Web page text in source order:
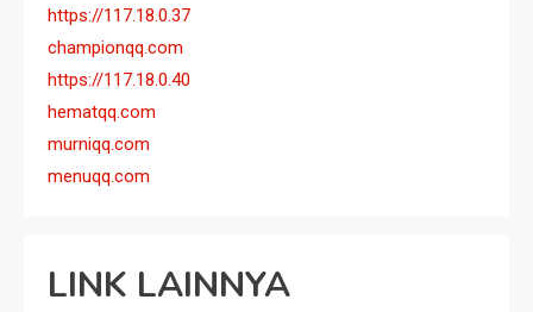
https://117.18.0.37
championqq.com
https://117.18.0.40
hematqq.com
murniqq.com
menuqq.com
LINK LAINNYA